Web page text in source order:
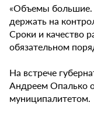
«Объемы большие.
держать на
Сроки и качество
обязательном
На встрече
Андреем Опалько
муниципалитетом.